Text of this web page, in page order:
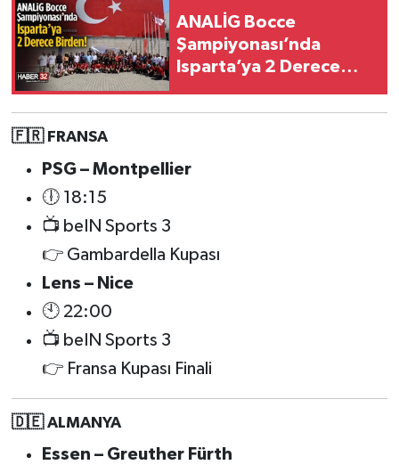
ANALİG Bocce
Şampiyonası’nda
Isparta’ya 2 Derece
🇫🇷 FRANSA
PSG – Montpellier
🕕 18:15
📺 beIN Sports 3
👉 Gambardella Kupası
Lens – Nice
🕙 22:00
📺 beIN Sports 3
👉 Fransa Kupası Finali
🇩🇪 ALMANYA
Essen – Greuther Fürth
İletişim
Künye